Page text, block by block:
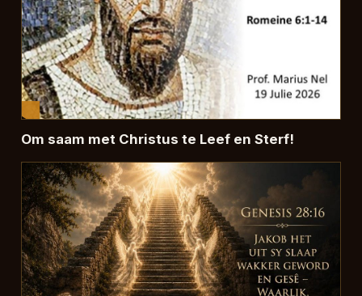
Om saam met Christus te Leef en Sterf!